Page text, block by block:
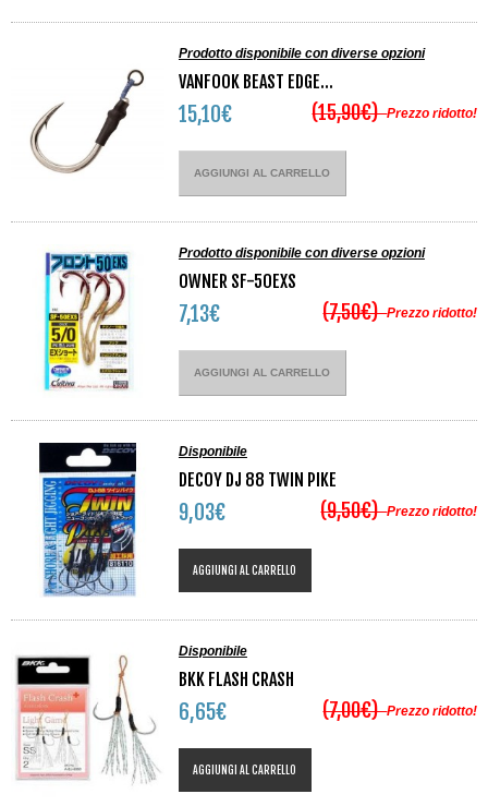
Prodotto disponibile con diverse opzioni
VANFOOK BEAST EDGE...
Prezzo ridotto!
15,10€ (15,90€)
AGGIUNGI AL CARRELLO
Prodotto disponibile con diverse opzioni
OWNER SF-50EXS
Prezzo ridotto!
7,13€ (7,50€)
AGGIUNGI AL CARRELLO
Disponibile
DECOY DJ 88 TWIN PIKE
Prezzo ridotto!
9,03€ (9,50€)
AGGIUNGI AL CARRELLO
Disponibile
BKK FLASH CRASH
Prezzo ridotto!
6,65€ (7,00€)
AGGIUNGI AL CARRELLO